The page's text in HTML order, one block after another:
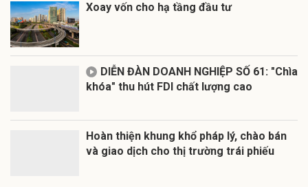
Xoay vốn cho hạ tầng đầu tư
DIỄN ĐÀN DOANH NGHIỆP SỐ 61: "Chìa
khóa" thu hút FDI chất lượng cao
Hoàn thiện khung khổ pháp lý, chào bán
và giao dịch cho thị trường trái phiếu